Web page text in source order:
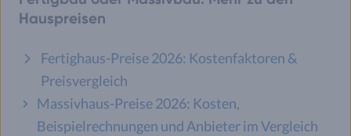
Hauspreisen
Fertighaus-Preise 2026: Kostenfaktoren &
Preisvergleich
Massivhaus-Preise 2026: Kosten,
Beispielrechnungen und Anbieter im Vergleich